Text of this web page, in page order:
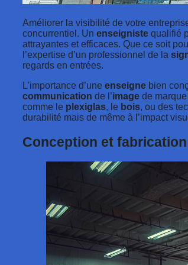
Améliorer la visibilité de votre
concurrentiel. Un enseigniste qualifié
attrayantes et efficaces. Que ce soit
l’expertise d’un professionnel de la
regards en entrées.
L’importance d’une enseigne bien
communication de l’image de
comme le plexiglas, le bois, ou des
durabilité mais de même à l’impact
Conception et